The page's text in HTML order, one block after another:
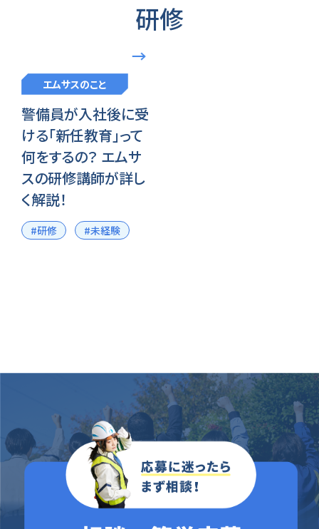
研修
エムサスのこと
警備員が入社後に受
ける「新任教育」って
何をするの？ エムサ
スの研修講師が詳し
く解説！
#研修 #未経験